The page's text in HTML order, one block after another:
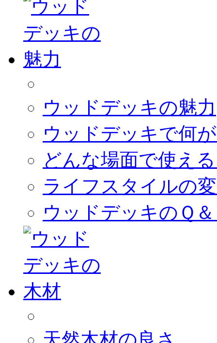
ウッドデッキの魅力
ウッドデッキで何
どんな場面で使え
ライフスタイルの
ウッドデッキのＱ